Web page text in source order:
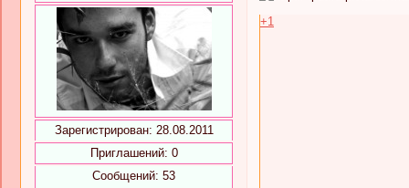
Зарегистрирован: 28.08.2011
Приглашений: 0
Сообщений: 53
+1